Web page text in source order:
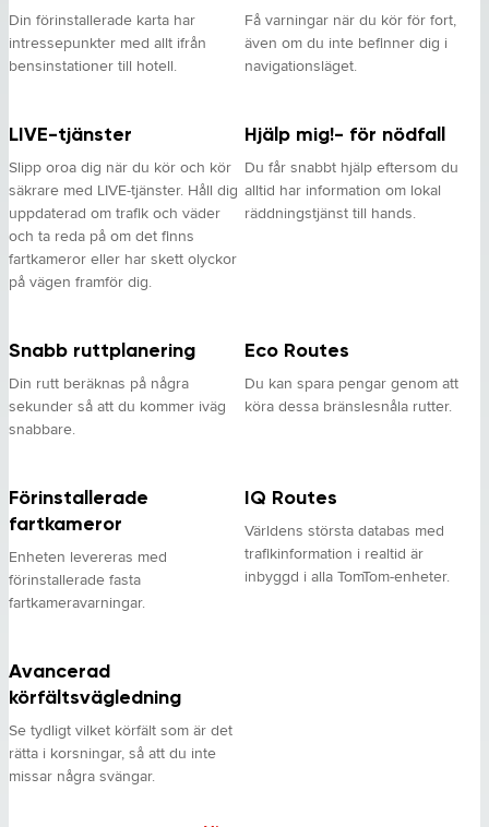
Din förinstallerade karta har
intressepunkter med allt ifrån
bensinstationer till hotell.
Få varningar när du kör för fort,
även om du inte befinner dig i
navigationsläget.
LIVE-tjänster
Slipp oroa dig när du kör och kör
säkrare med LIVE-tjänster. Håll dig
uppdaterad om trafik och väder
och ta reda på om det finns
fartkameror eller har skett olyckor
på vägen framför dig.
Hjälp mig!- för nödfall
Du får snabbt hjälp eftersom du
alltid har information om lokal
räddningstjänst till hands.
Snabb ruttplanering
Din rutt beräknas på några
sekunder så att du kommer iväg
snabbare.
Eco Routes
Du kan spara pengar genom att
köra dessa bränslesnåla rutter.
Förinstallerade
fartkameror
Enheten levereras med
förinstallerade fasta
fartkameravarningar.
IQ Routes
Världens största databas med
trafikinformation i realtid är
inbyggd i alla TomTom-enheter.
Avancerad
körfältsvägledning
Se tydligt vilket körfält som är det
rätta i korsningar, så att du inte
missar några svängar.